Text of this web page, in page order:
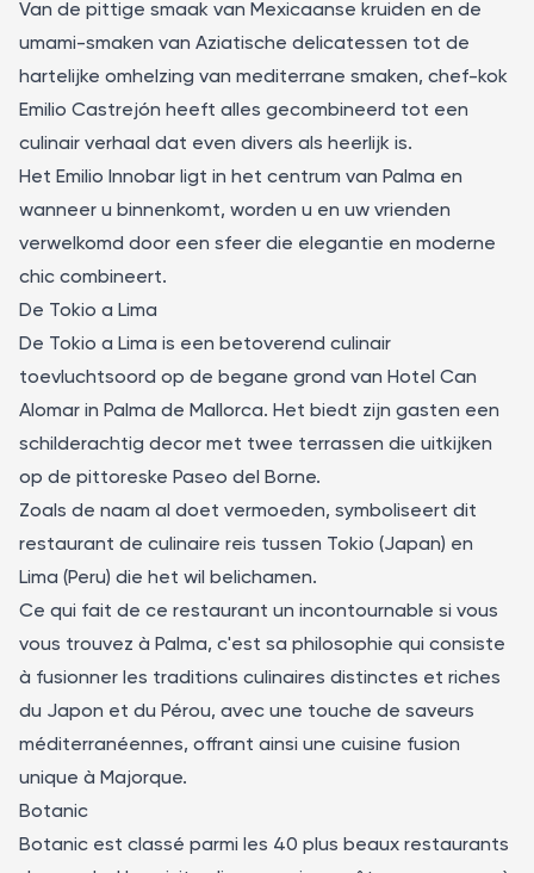
Van de pittige smaak van Mexicaanse kruiden en de
umami-smaken van Aziatische delicatessen tot de
hartelijke omhelzing van mediterrane smaken, chef-kok
Emilio Castrejón heeft alles gecombineerd tot een
culinair verhaal dat even divers als heerlijk is.
Het Emilio Innobar ligt in het centrum van Palma en
wanneer u binnenkomt, worden u en uw vrienden
verwelkomd door een sfeer die elegantie en moderne
chic combineert.
De Tokio a Lima
De Tokio a Lima is een betoverend culinair
toevluchtsoord op de begane grond van Hotel Can
Alomar in Palma de Mallorca. Het biedt zijn gasten een
schilderachtig decor met twee terrassen die uitkijken
op de pittoreske Paseo del Borne.
Zoals de naam al doet vermoeden, symboliseert dit
restaurant de culinaire reis tussen Tokio (Japan) en
Lima (Peru) die het wil belichamen.
Ce qui fait de ce restaurant un incontournable si vous
vous trouvez à Palma, c'est sa philosophie qui consiste
à fusionner les traditions culinaires distinctes et riches
du Japon et du Pérou, avec une touche de saveurs
méditerranéennes, offrant ainsi une cuisine fusion
unique à Majorque.
Botanic
Botanic est classé parmi les 40 plus beaux restaurants